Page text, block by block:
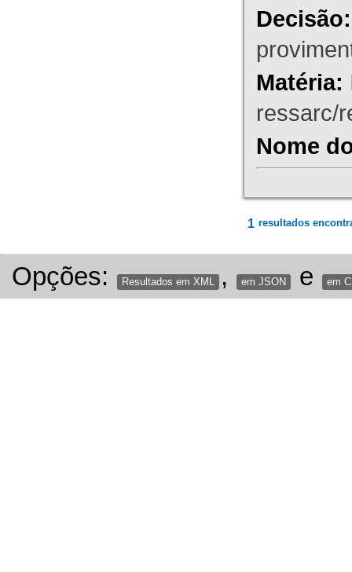
Decisão:
Matéria:
ressarc/
Nome
1 resultados
Opções: Resultados em XML , em JSON e em